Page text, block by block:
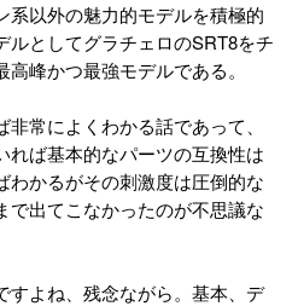
系以外の魅力的モデルを積極的
ルとしてグラチェロのSRT8をチ
峰かつ最強モデルである。
常によくわかる話であって、
れば基本的なパーツの互換性は
わかるがその刺激度は圧倒的な
で出てこなかったのが不思議な
よね、残念ながら。基本、デ